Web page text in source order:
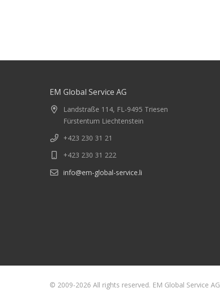
EM Global Service AG
Landstraße 114, FL-9495 Triesen
Fürstentum Liechtenstein
+423 230 31 21
+423 230 31 222
info@em-global-service.li
© 2009-2026 All rights reserved. EM Global Service AG